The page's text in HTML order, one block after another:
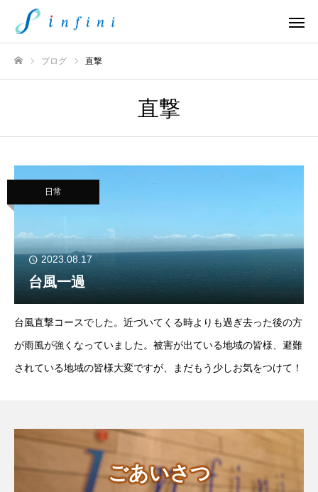
ブログ 直撃
直撃
日常
2023.08.17
台風一過
台風直撃コースでした。近づいてくる時よりも過ぎ去った後の方
が雨風が強くなっていました。被害が出ている地域の皆様、避難
されている地域の皆様大変ですが、まだもう少しお気をつけて！
ごあいさつ